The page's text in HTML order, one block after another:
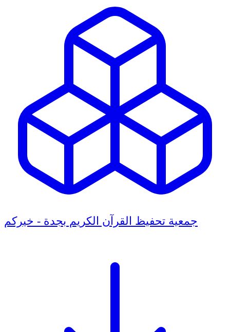
جمعية تحفيظ القرآن الكريم بجدة - خيركم